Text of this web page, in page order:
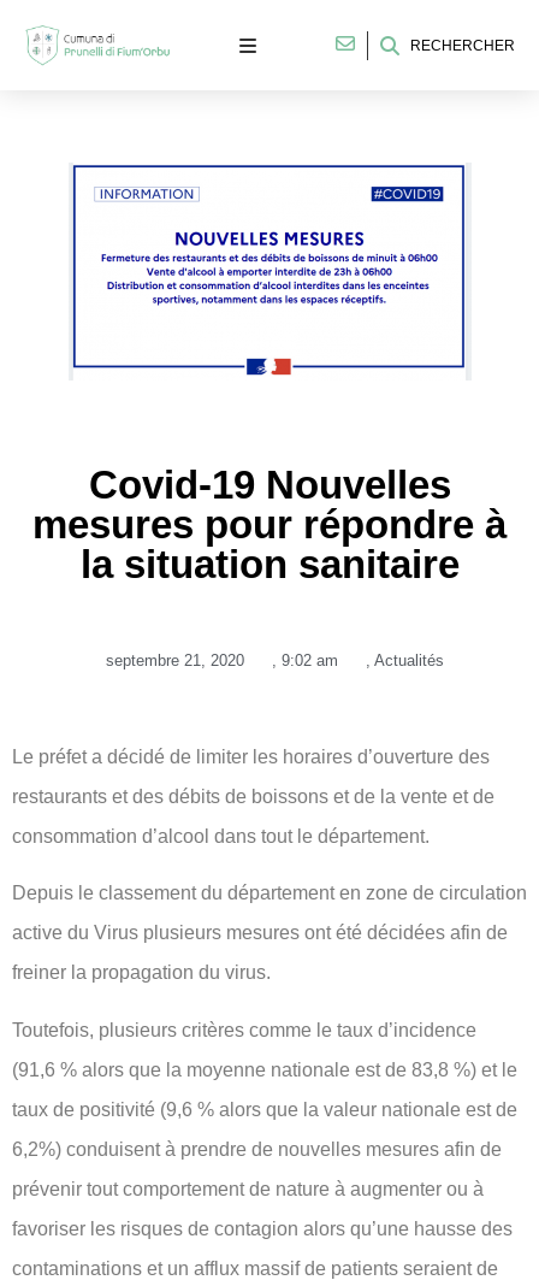
RECHERCHER
Covid-19 Nouvelles
mesures pour répondre à
la situation sanitaire
septembre 21, 2020 , 9:02 am , Actualités
Le préfet a décidé de limiter les horaires d’ouverture des
restaurants et des débits de boissons et de la vente et de
consommation d’alcool dans tout le département.
Depuis le classement du département en zone de circulation
active du Virus plusieurs mesures ont été décidées afin de
freiner la propagation du virus.
Toutefois, plusieurs critères comme le taux d’incidence
(91,6 % alors que la moyenne nationale est de 83,8 %) et le
taux de positivité (9,6 % alors que la valeur nationale est de
6,2%) conduisent à prendre de nouvelles mesures afin de
prévenir tout comportement de nature à augmenter ou à
favoriser les risques de contagion alors qu’une hausse des
contaminations et un afflux massif de patients seraient de